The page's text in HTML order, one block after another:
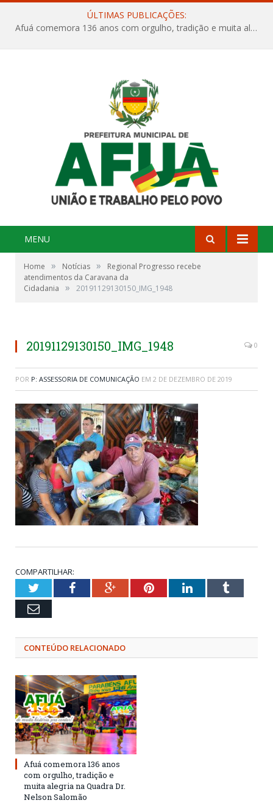
ÚLTIMAS PUBLICAÇÕES:
Afuá comemora 136 anos com orgulho, tradição e muita alegria na Quadra Dr. Nelson Salomão
MENU
Home » Notícias »
Regional Progresso recebe
atendimentos da Caravana da
Cidadania
» 20191129130150_IMG_1948
20191129130150_IMG_1948 0
POR P: ASSESSORIA DE COMUNICAÇÃO EM 2 DE DEZEMBRO DE 2019
COMPARTILHAR:
TwitterFacebookGoogle+PinterestLinkedInTumblr
Email
CONTEÚDO RELACIONADO
Afuá comemora 136 anos
com orgulho, tradição e
muita alegria na Quadra Dr.
Nelson Salomão